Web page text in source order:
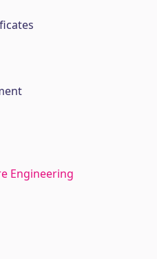
Engineering